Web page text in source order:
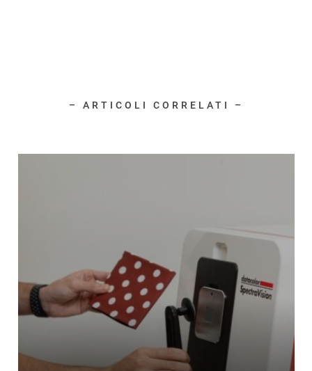
– ARTICOLI CORRELATI –